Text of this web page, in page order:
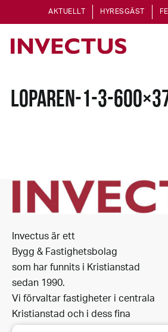
AKTUELLT HYRESGÄST
LOPAREN-1-3-
Invectus är ett
Bygg & Fastighetsbolag
som har funnits i Kristianstad
sedan 1990.
Vi förvaltar fastigheter i centrala
Kristianstad och i dess fina